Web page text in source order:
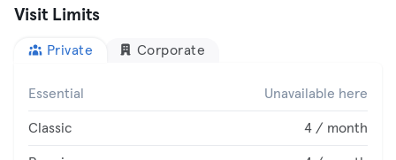
Visit Limits
Private Corporate
Essential Unavailable here
Classic 4 / month